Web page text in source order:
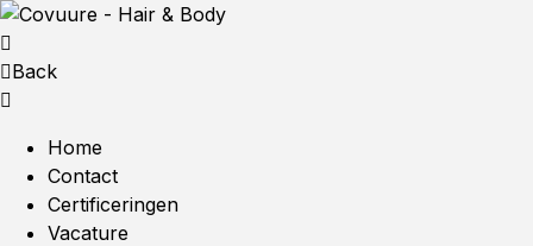
Back
Home
Contact
Certificeringen
Vacature